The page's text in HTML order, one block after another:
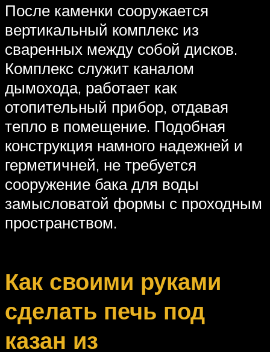
После каменки сооружается
вертикальный комплекс из
сваренных между собой дисков.
Комплекс служит каналом
дымохода, работает как
отопительный прибор, отдавая
тепло в помещение. Подобная
конструкция намного надежней и
герметичней, не требуется
сооружение бака для воды
замысловатой формы с проходным
пространством.
Как своими руками
сделать печь под
казан из